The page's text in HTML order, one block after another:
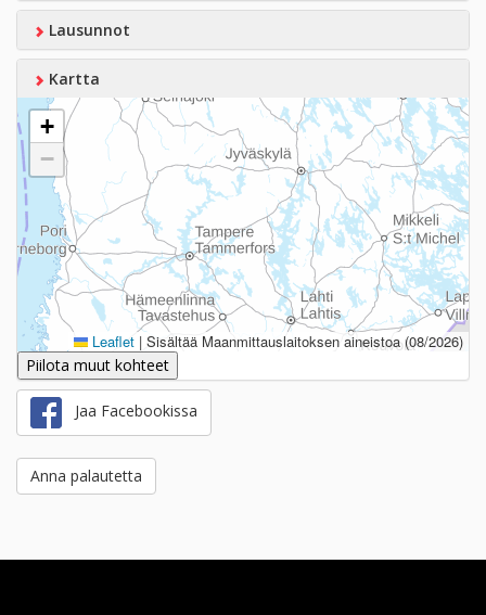
Lausunnot
Kartta
+
−
Leaflet | Sisältää Maanmittauslaitoksen aineistoa (08/2026)
Piilota muut kohteet
Jaa Facebookissa
Anna palautetta